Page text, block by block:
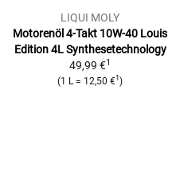
LIQUI MOLY
Motorenöl 4-Takt 10W-40 Louis
Edition 4L Synthesetechnology
49,99 €1
(1 L = 12,50 €1 )